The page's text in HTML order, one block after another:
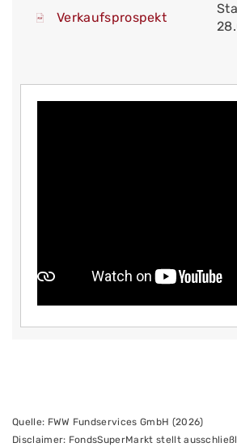
Verkaufsprospekt
Quelle: FWW Fundservices GmbH (2026)
Disclaimer: FondsSuperMarkt stellt